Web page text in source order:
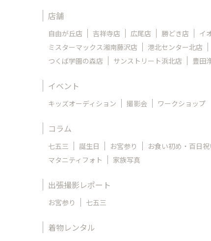
店舗
自由が丘店 吉祥寺店 広尾店 勝どき店 イ
ミスターマックス湘南藤沢店
港北センター北店
つくば学園の森店
サンストリート浜北店 豊田
イベント
キッズオーディション 撮影会 ワークショップ
コラム
七五三 誕生日 お宮参り お食い初め・百日祝
マタニティフォト
家族写真
出張撮影レポート
お宮参り 七五三
着物レンタル